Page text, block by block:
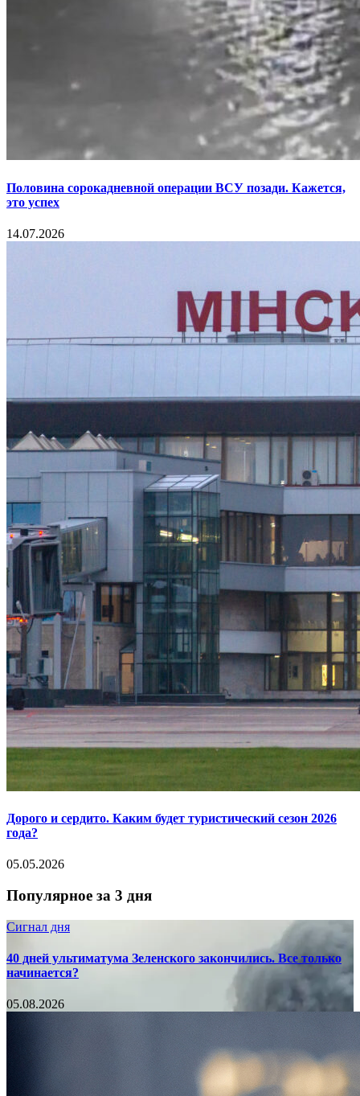
Половина сорокадневной операции ВСУ позади. Кажется,
это успех
14.07.2026
Дорого и сердито. Каким будет туристический сезон 2026
года?
05.05.2026
Популярное за 3 дня
Сигнал дня
40 дней ультиматума Зеленского закончились. Все только
начинается?
05.08.2026